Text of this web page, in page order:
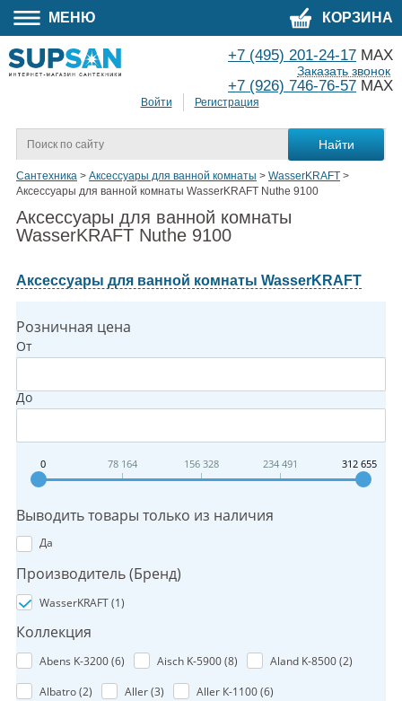
МЕНЮ КОРЗИНА
Войти Регистрация
+7 (495) 201-24-17 MAX
+7 (926) 746-76-57 MAX
Заказать звонок
Сантехника > Аксессуары для ванной комнаты > WasserKRAFT >
Аксессуары для ванной комнаты WasserKRAFT Nuthe 9100
Аксессуары для ванной комнаты
WasserKRAFT Nuthe 9100
Аксессуары для ванной комнаты WasserKRAFT
Розничная цена
От
До
0 78 164 156 328 234 491 312 655
Выводить товары только из наличия
Да
Производитель (Бренд)
WasserKRAFT (1)
Коллекция
Abens K-3200 (6) Aisch K-5900 (8) Aland K-8500 (2)
Albatro (2) Aller (3) Aller К-1100 (6)